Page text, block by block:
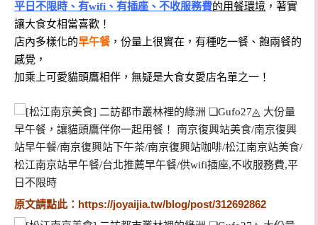
平日不限時、有wifi、有插座、不收服務費的用餐環境 ， 著實
讓大食女相當喜歡！
店內多樣化的早午餐，份量上很實在，有種吃一餐、飽兩餐的
感覺，
加乘上可愛貓頭鷹相伴，無疑是大食女愛店名單之一！
原文請點此： https://joyaijia.tw/blog/post/312692862